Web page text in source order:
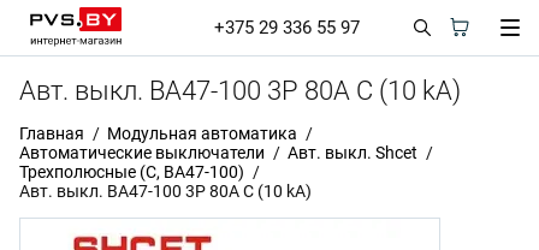
+375 29 336 55 97
Авт. выкл. ВА47-100 3Р 80А C (10 kA)
Главная
Модульная автоматика
Автоматические выключатели
Авт. выкл. Shcet
Трехполюсные (С, ВА47-100)
Авт. выкл. ВА47-100 3Р 80А C (10 kA)